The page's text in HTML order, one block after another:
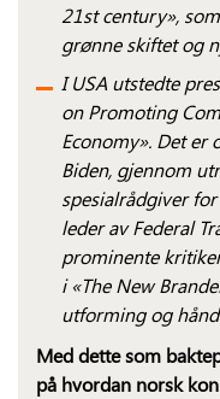
21st century»,
grønne skiftet og
I USA utstedte
on Promoting
Economy». Det er
Biden, gjennom
spesialrådgiver
leder av Federal
prominente
i «The New
utforming og
Med dette som
på hvordan norsk